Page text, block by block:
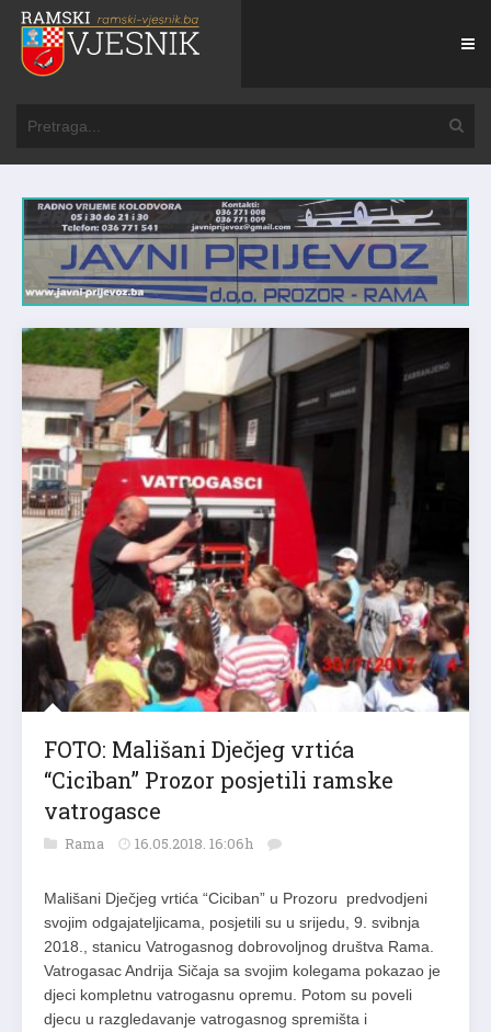
FOTO: Mališani Dječjeg vrtića
“Ciciban” Prozor posjetili ramske
vatrogasce
Rama 16.05.2018. 16:06h
Mališani Dječjeg vrtića “Ciciban” u Prozoru predvodjeni
svojim odgajateljicama, posjetili su u srijedu, 9. svibnja
2018., stanicu Vatrogasnog dobrovoljnog društva Rama.
Vatrogasac Andrija Sičaja sa svojim kolegama pokazao je
djeci kompletnu vatrogasnu opremu. Potom su poveli
djecu u razgledavanje vatrogasnog spremišta i